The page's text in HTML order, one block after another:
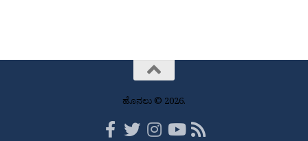
ಹೊನಲು © 2026.